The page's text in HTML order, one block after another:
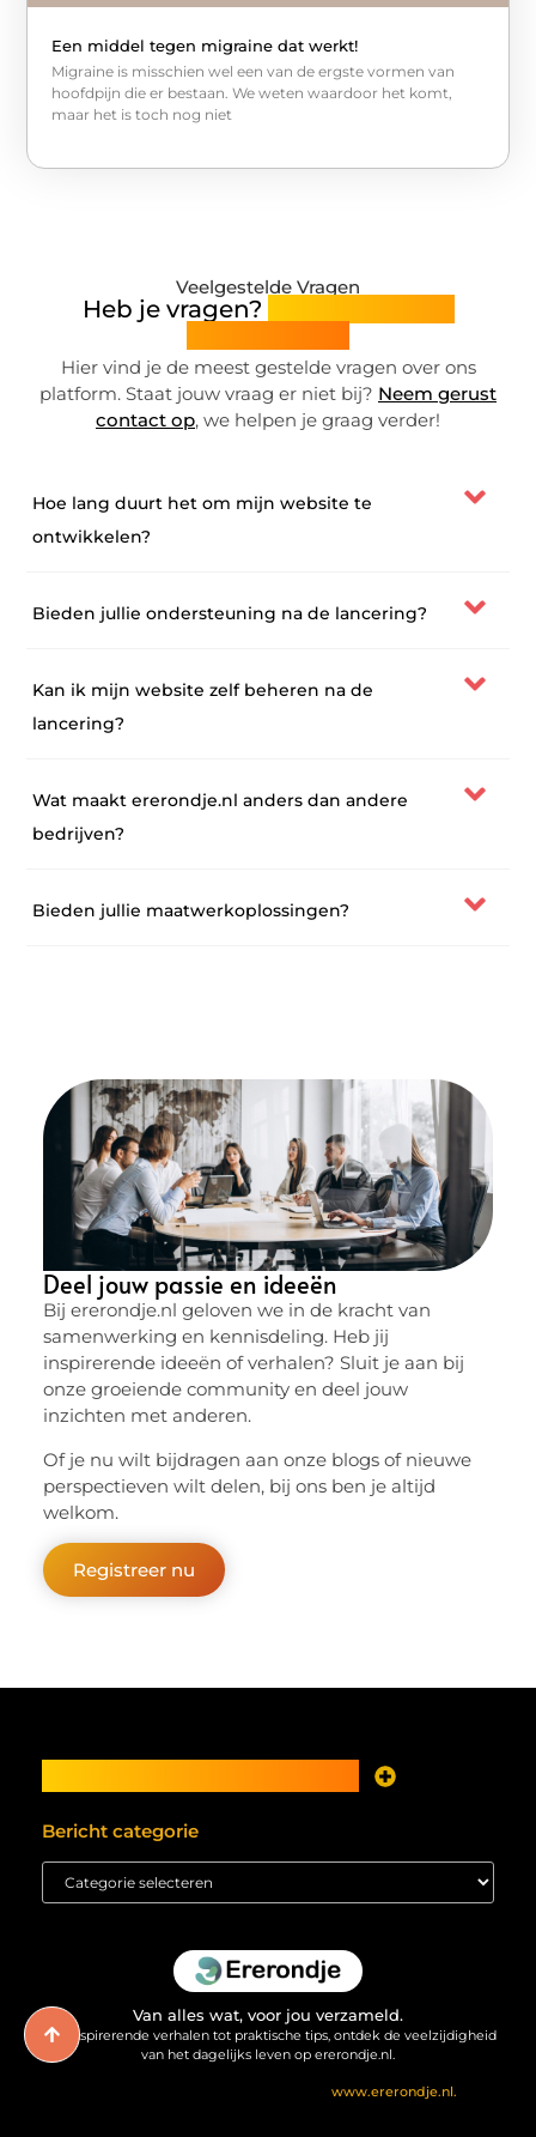
Een middel tegen migraine dat werkt!
Migraine is misschien wel een van de ergste vormen van
hoofdpijn die er bestaan. We weten waardoor het komt,
maar het is toch nog niet
Veelgestelde Vragen
Heb je vragen?
Hier vind je de meest gestelde vragen over ons
platform. Staat jouw vraag er niet bij? Neem gerust
contact op, we helpen je graag verder!
Hoe lang duurt het om mijn website te
ontwikkelen?
Bieden jullie ondersteuning na de lancering?
Kan ik mijn website zelf beheren na de
lancering?
Wat maakt ererondje.nl anders dan andere
bedrijven?
Bieden jullie maatwerkoplossingen?
Deel jouw passie en ideeën
Bij ererondje.nl geloven we in de kracht van
samenwerking en kennisdeling. Heb jij
inspirerende ideeën of verhalen? Sluit je aan bij
onze groeiende community en deel jouw
inzichten met anderen.
Of je nu wilt bijdragen aan onze blogs of nieuwe
perspectieven wilt delen, bij ons ben je altijd
welkom.
Registreer nu
Bericht categorie
Van alles wat, voor jou verzameld.
Van inspirerende verhalen tot praktische tips, ontdek de veelzijdigheid
van het dagelijks leven op ererondje.nl.
www.ererondje.nl.